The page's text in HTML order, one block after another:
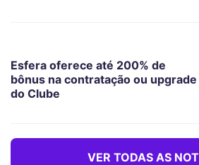
Esfera oferece até 200% de
bônus na contratação ou upgrade
do Clube
VER TODAS AS